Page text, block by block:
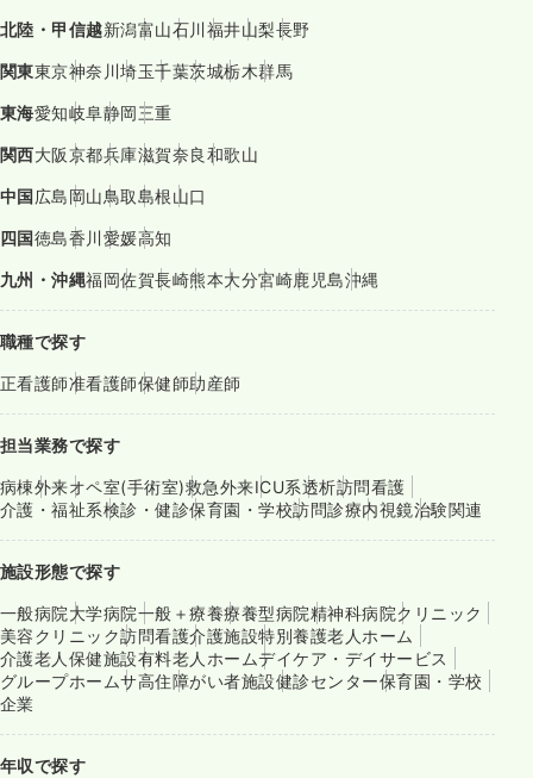
北陸・甲信越新潟富山石川福井山梨長野
関東東京神奈川埼玉千葉茨城栃木群馬
東海愛知岐阜静岡三重
関西大阪京都兵庫滋賀奈良和歌山
中国広島岡山鳥取島根山口
四国徳島香川愛媛高知
九州・沖縄福岡佐賀長崎熊本大分宮崎鹿児島沖縄
職種で探す
正看護師准看護師保健師助産師
担当業務で探す
病棟外来オペ室(手術室)救急外来ICU系透析訪問看護
介護・福祉系検診・健診保育園・学校訪問診療内視鏡治験関連
施設形態で探す
一般病院大学病院一般＋療養療養型病院精神科病院クリニック
美容クリニック訪問看護介護施設特別養護老人ホーム
介護老人保健施設有料老人ホームデイケア・デイサービス
グループホームサ高住障がい者施設健診センター保育園・学校
企業
年収で探す